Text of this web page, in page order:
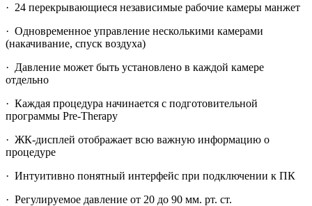
· 24 перекрывающиеся независимые рабочие камеры манжет
· Одновременное управление несколькими камерами
(накачивание, спуск воздуха)
· Давление может быть установлено в каждой камере
отдельно
· Каждая процедура начинается с подготовительной
программы Pre-Therapy
· ЖК-дисплей отображает всю важную информацию о
процедуре
· Интуитивно понятный интерфейс при подключении к ПК
· Регулируемое давление от 20 до 90 мм. рт. ст.